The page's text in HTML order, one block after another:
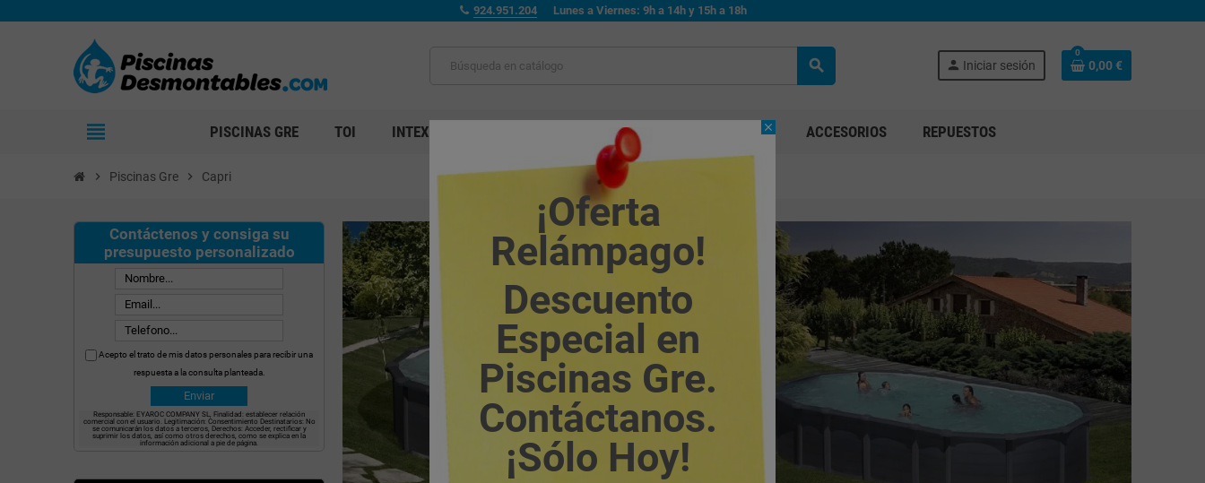
924.951.204Lunes a Viernes: 9h a 14h y 15h a 18h
search person Iniciar sesión
0
0,00 €
view_headline PISCINAS GRE TOI INTEX MADERA LIMPIAFONDOS ACCESORIOS REPUESTOS
chevron_right Piscinas Gre chevron_right Capri
Contáctenos y consiga su
presupuesto personalizado
Acepto el trato de mis datos personales para recibir una
respuesta a la consulta planteada.
Responsable: EYAROC COMPANY SL, Finalidad: establecer relación
comercial con el usuario. Legitimación: Consentimiento Destinatarios: No
se comunicarán los datos a terceros, Derechos: Acceder, rectificar y
suprimir los datos, así como otros derechos, como se explica en la
información adicional a pie de página.
close
¡Oferta
Relámpago!
Descuento
Especial en
Piscinas Gre.
Contáctanos.
¡Sólo Hoy!